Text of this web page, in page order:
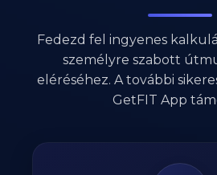
Fedezd fel ingyenes
személyre szabott
eléréséhez. A további
GetFIT App